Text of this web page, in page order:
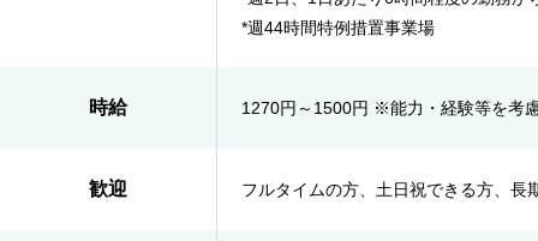
*週44時間特例措置事業場
時給 1270円～1500円 ※能力・経験等を考
歓迎 フルタイムの方、土日祝できる方、長